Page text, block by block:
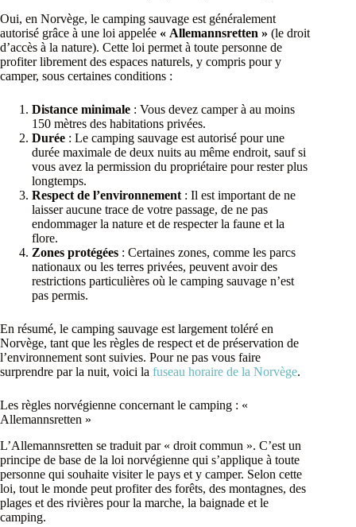
Oui, en Norvège, le camping sauvage est généralement
autorisé grâce à une loi appelée « Allemannsretten » (le droit
d’accès à la nature). Cette loi permet à toute personne de
profiter librement des espaces naturels, y compris pour y
camper, sous certaines conditions :
Distance minimale : Vous devez camper à au moins
150 mètres des habitations privées.
Durée : Le camping sauvage est autorisé pour une
durée maximale de deux nuits au même endroit, sauf si
vous avez la permission du propriétaire pour rester plus
longtemps.
Respect de l’environnement : Il est important de ne
laisser aucune trace de votre passage, de ne pas
endommager la nature et de respecter la faune et la
flore.
Zones protégées : Certaines zones, comme les parcs
nationaux ou les terres privées, peuvent avoir des
restrictions particulières où le camping sauvage n’est
pas permis.
En résumé, le camping sauvage est largement toléré en
Norvège, tant que les règles de respect et de préservation de
l’environnement sont suivies. Pour ne pas vous faire
surprendre par la nuit, voici la fuseau horaire de la Norvège.
Les règles norvégienne concernant le camping : «
Allemannsretten »
L’Allemannsretten se traduit par « droit commun ». C’est un
principe de base de la loi norvégienne qui s’applique à toute
personne qui souhaite visiter le pays et y camper. Selon cette
loi, tout le monde peut profiter des forêts, des montagnes, des
plages et des rivières pour la marche, la baignade et le
camping.